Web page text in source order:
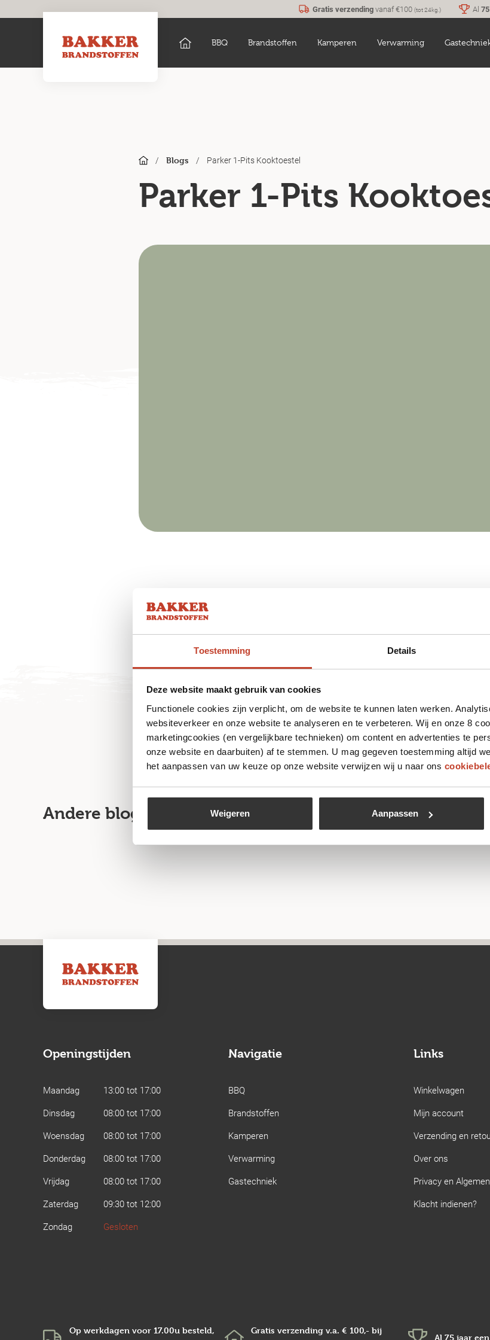
Toestemming Details
Deze website maakt gebruik van cookies
Functionele cookies zijn verplicht, om de website te kunnen laten werken.
websiteverkeer en onze website te analyseren en te verbeteren. Wij en onze 8
marketingcookies (en vergelijkbare technieken) om content en advertenties te
onze website en daarbuiten) af te stemmen. U mag gegeven toestemming altijd
het aanpassen van uw keuze op onze website verwijzen wij u naar ons
Weigeren Aanpassen
Gratis verzendingvanaf €100 (tot 24kg.) Al
BBQ Brandstoffen Kamperen Verwarming
/ Blogs / Parker 1-Pits Kooktoestel
Parker 1-Pits
Andere blogartikelen
Openingstijden
Maandag
13:00 tot 17:00
Dinsdag
08:00 tot 17:00
Woensdag
08:00 tot 17:00
Donderdag
08:00 tot 17:00
Vrijdag
08:00 tot 17:00
Zaterdag
09:30 tot 12:00
Zondag
Gesloten
Navigatie
BBQ
Brandstoffen
Kamperen
Verwarming
Gastechniek
Links
Winkelwagen
Mijn account
Verzending en
Over ons
Privacy en
Klacht indienen?
Op werkdagen voor 17.00u besteld,
Gratis verzending v.a. € 100,- bij
Al 75 jaar